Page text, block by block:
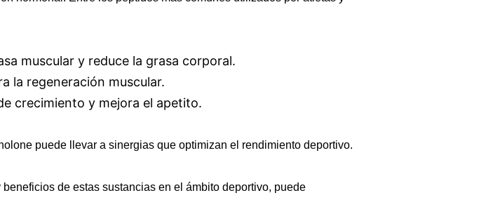
muscular y reduce la grasa corporal.
la regeneración muscular.
crecimiento y mejora el apetito.
puede llevar a sinergias que optimizan el rendimiento deportivo.
de estas sustancias en el ámbito deportivo, puede